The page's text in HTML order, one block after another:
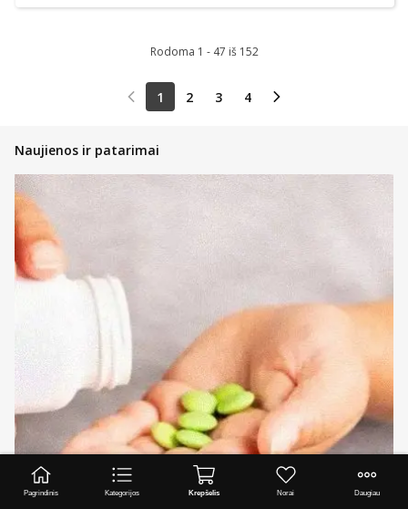
Rodoma 1 - 47 iš 152
1 2 3 4
Naujienos ir patarimai
Pagrindinis Kategorijos Krepšelis Norai Daugiau